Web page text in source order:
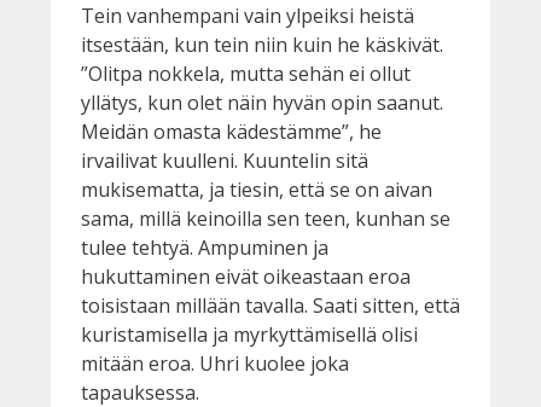
Tein vanhempani vain ylpeiksi heistä
itsestään, kun tein niin kuin he käskivät.
”Olitpa nokkela, mutta sehän ei ollut
yllätys, kun olet näin hyvän opin saanut.
Meidän omasta kädestämme”, he
irvailivat kuulleni. Kuuntelin sitä
mukisematta, ja tiesin, että se on aivan
sama, millä keinoilla sen teen, kunhan se
tulee tehtyä. Ampuminen ja
hukuttaminen eivät oikeastaan eroa
toisistaan millään tavalla. Saati sitten, että
kuristamisella ja myrkyttämisellä olisi
mitään eroa. Uhri kuolee joka
tapauksessa.